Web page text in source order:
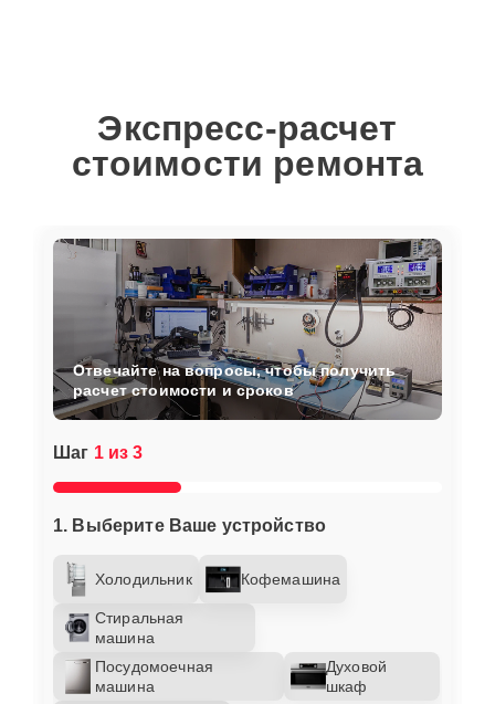
Экспресс-расчет
стоимости ремонта
Шаг 1 из 3
1. Выберите Ваше устройство
Холодильник Кофемашина
Стиральная
машина
Посудомоечная
машина
Духовой
шкаф
Отвечайте на вопросы, чтобы получить
расчет стоимости и сроков